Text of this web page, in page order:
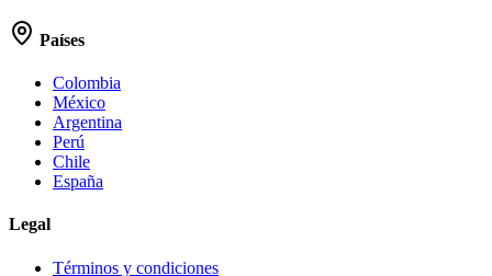
Países
Colombia
México
Argentina
Perú
Chile
España
Legal
Términos y condiciones